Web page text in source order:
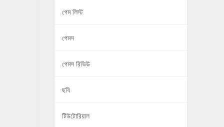
গেম লিস্ট
গেমস
গেমস রিভিউ
ছবি
টিউটোরিয়াল